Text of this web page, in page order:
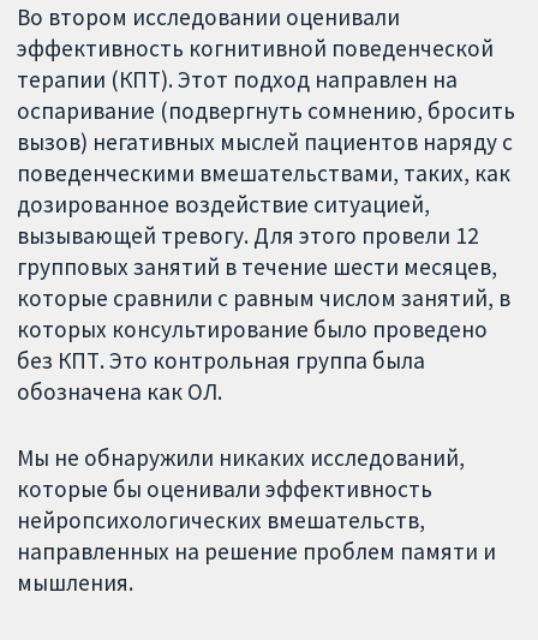
Во втором исследовании оценивали
эффективность когнитивной поведенческой
терапии (КПТ). Этот подход направлен на
оспаривание (подвергнуть сомнению, бросить
вызов) негативных мыслей пациентов наряду с
поведенческими вмешательствами, таких, как
дозированное воздействие ситуацией,
вызывающей тревогу. Для этого провели 12
групповых занятий в течение шести месяцев,
которые сравнили с равным числом занятий, в
которых консультирование было проведено
без КПТ. Это контрольная группа была
обозначена как ОЛ.
Мы не обнаружили никаких исследований,
которые бы оценивали эффективность
нейропсихологических вмешательств,
направленных на решение проблем памяти и
мышления.